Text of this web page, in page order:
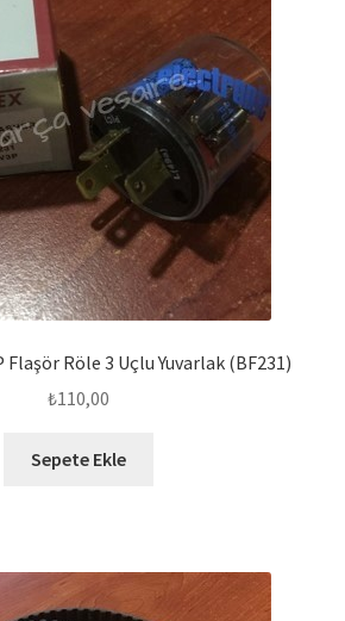
Flaşör Röle 3 Uçlu Yuvarlak (BF231)
₺110,00
Sepete Ekle